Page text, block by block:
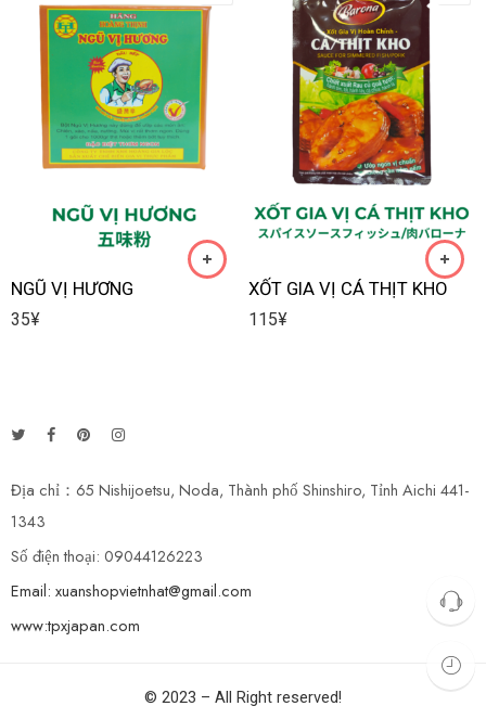
NGŨ VỊ HƯƠNG
35¥
XỐT GIA VỊ CÁ THỊT KHO
115¥
Địa chỉ：65 Nishijoetsu, Noda, Thành phố Shinshiro, Tỉnh Aichi 441-
1343
Số điện thoại: 09044126223
Email: xuanshopvietnhat@gmail.com
www:tpxjapan.com
© 2023 – All Right reserved!